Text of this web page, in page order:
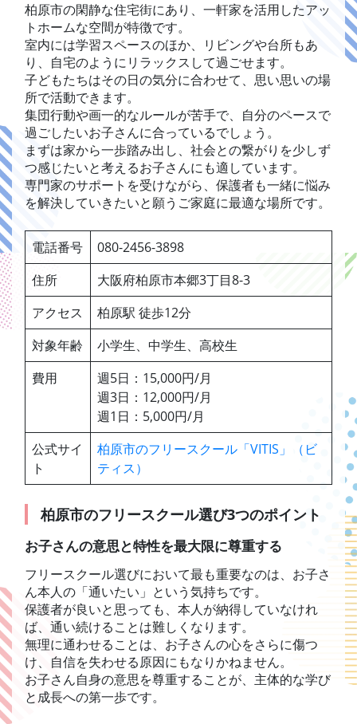
柏原市の閑静な住宅街にあり、一軒家を活用したアッ
トホームな空間が特徴です。
室内には学習スペースのほか、リビングや台所もあ
り、自宅のようにリラックスして過ごせます。
子どもたちはその日の気分に合わせて、思い思いの場
所で活動できます。
集団行動や画一的なルールが苦手で、自分のペースで
過ごしたいお子さんに合っているでしょう。
まずは家から一歩踏み出し、社会との繋がりを少しず
つ感じたいと考えるお子さんにも適しています。
専門家のサポートを受けながら、保護者も一緒に悩み
を解決していきたいと願うご家庭に最適な場所です。
電話番号
080-2456-3898
住所
大阪府柏原市本郷3丁目8-3
アクセス
柏原駅 徒歩12分
対象年齢
小学生、中学生、高校生
費用
週5日：15,000円/月
週3日：12,000円/月
週1日：5,000円/月
公式サイ
ト
柏原市のフリースクール「VITIS」（ビ
ティス）
柏原市のフリースクール選び3つのポイント
お子さんの意思と特性を最大限に尊重する
フリースクール選びにおいて最も重要なのは、お子さ
ん本人の「通いたい」という気持ちです。
保護者が良いと思っても、本人が納得していなけれ
ば、通い続けることは難しくなります。
無理に通わせることは、お子さんの心をさらに傷つ
け、自信を失わせる原因にもなりかねません。
お子さん自身の意思を尊重することが、主体的な学び
と成長への第一歩です。